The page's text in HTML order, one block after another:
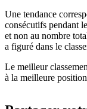
Une tendance
consécutifs pendant
et non au nombre
a figuré dans le
Le meilleur
à la meilleure